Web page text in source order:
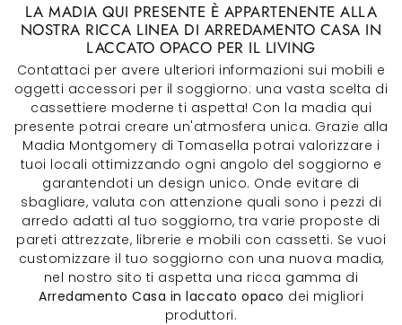
LA MADIA QUI PRESENTE È APPARTENENTE ALLA
NOSTRA RICCA LINEA DI ARREDAMENTO CASA IN
LACCATO OPACO PER IL LIVING
Contattaci per avere ulteriori informazioni sui mobili e
oggetti accessori per il soggiorno: una vasta scelta di
cassettiere moderne ti aspetta! Con la madia qui
presente potrai creare un'atmosfera unica. Grazie alla
Madia Montgomery di Tomasella potrai valorizzare i
tuoi locali ottimizzando ogni angolo del soggiorno e
garantendoti un design unico. Onde evitare di
sbagliare, valuta con attenzione quali sono i pezzi di
arredo adatti al tuo soggiorno, tra varie proposte di
pareti attrezzate, librerie e mobili con cassetti. Se vuoi
customizzare il tuo soggiorno con una nuova madia,
nel nostro sito ti aspetta una ricca gamma di
Arredamento Casa in laccato opaco dei migliori
produttori.